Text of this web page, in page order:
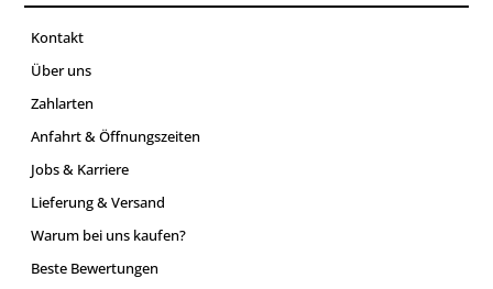
Kontakt
Über uns
Zahlarten
Anfahrt & Öffnungszeiten
Jobs & Karriere
Lieferung & Versand
Warum bei uns kaufen?
Beste Bewertungen